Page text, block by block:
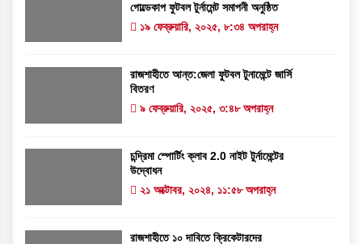
গোল্ডেকাপ ফুটবল টুর্নামেন্ট সমাপনী অনুষ্ঠিত
১৯ ফেব্রুয়ারি, ২০২৫, ৮:৩৪ অপরাহ্ন
রাজশাহীতে আন্ত:জেলা ফুটবল টুনামেন্টে জার্সি
বিতরণ
৯ ফেব্রুয়ারি, ২০২৫, ৩:৪৮ অপরাহ্ন
চন্দ্রিমা স্পোর্টিং ক্লাব 2.0 নাইট টুর্নামেন্টের
উদ্বোধন
২১ অক্টোবর, ২০২৪, ১১:৫৮ অপরাহ্ন
রাজশাহীতে ১০ দাবিতে ক্রিকেটারদের